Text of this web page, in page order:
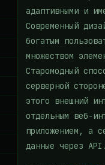
адаптивными и
Современный
богатым
множеством
Старомодный
серверной
этого внешний
отдельным веб-
приложением, а
данные через API.